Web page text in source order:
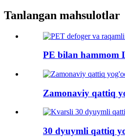
Tanlangan mahsulotlar
PE bilan hammom
Zamonaviy qattiq
30 dyuymli qattiq